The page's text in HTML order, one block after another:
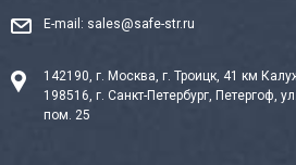
E-mail: sales@safe-str.ru
142190, г. Москва, г. Троицк, 41 км
198516, г. Санкт-Петербург, Петергоф,
пом. 25